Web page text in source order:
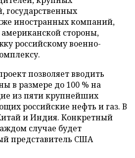
государственных
иностранных компаний,
стороны,
российскому военно-
позволяет вводить
в размере до 100 % на
из пяти крупнейших
российские нефть и газ. В
и Индия. Конкретный
случае будет
представитель США